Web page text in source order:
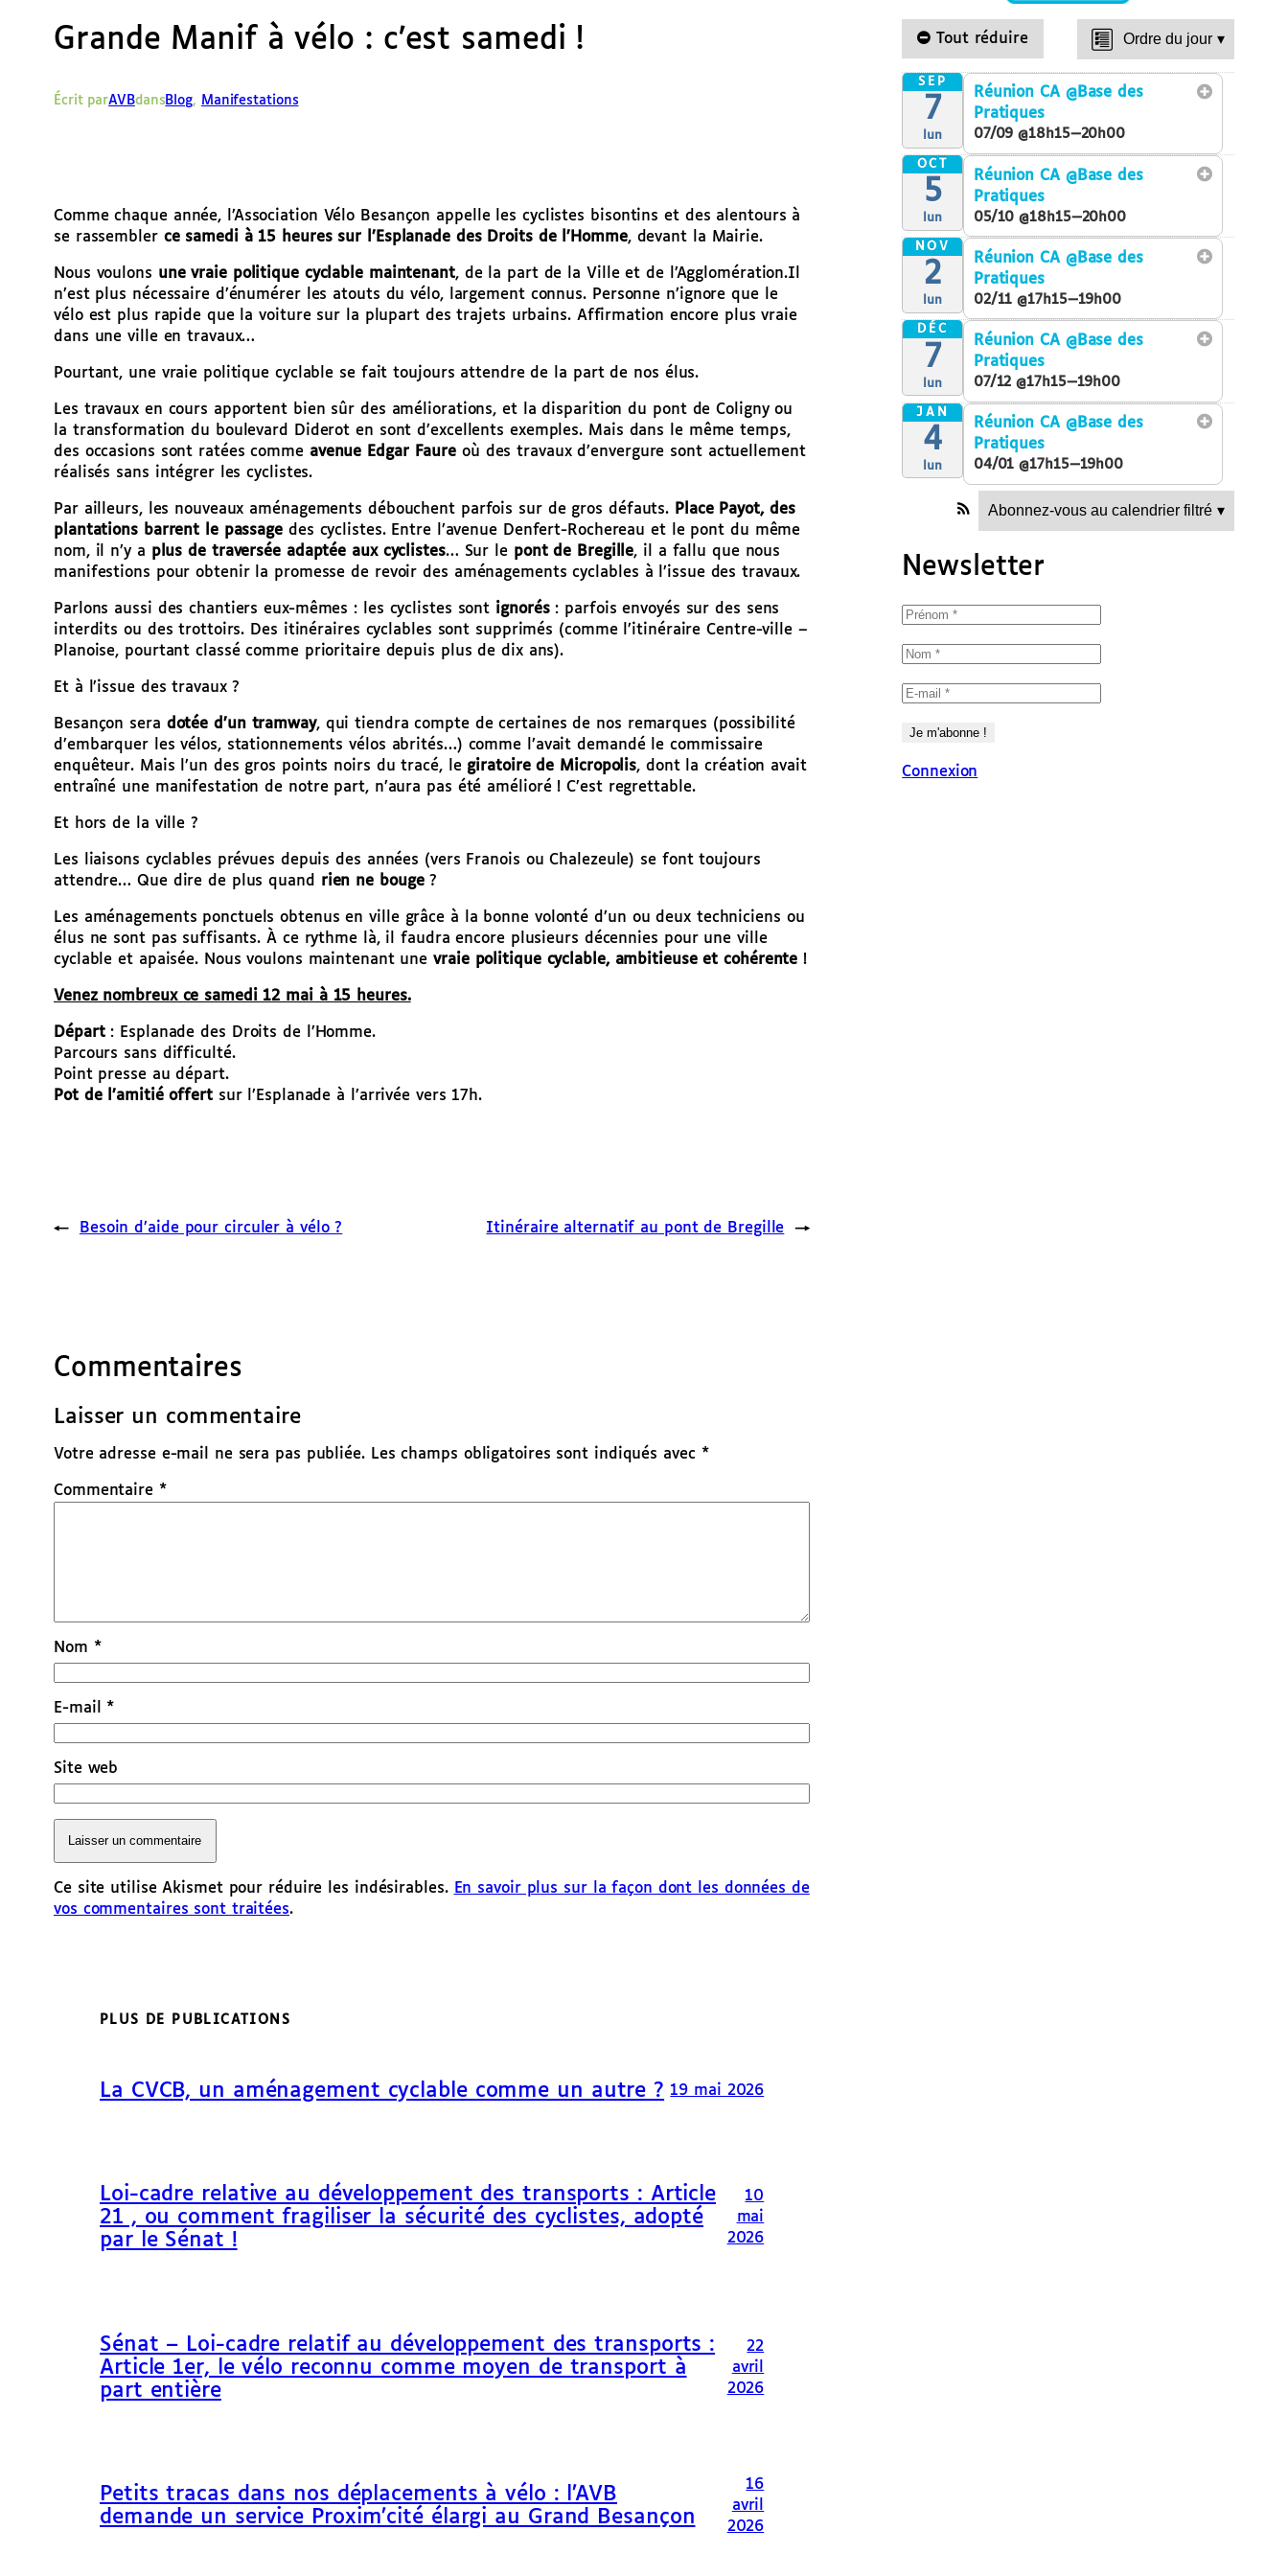
Grande Manif à vélo : c’est samedi !
Écrit parAVBdans Blog, Manifestations
Comme chaque année, l’Association Vélo Besançon appelle les cyclistes bisontins et des alentours à
se rassembler ce samedi à 15 heures sur l’Esplanade des Droits de l’Homme, devant la Mairie.
Nous voulons une vraie politique cyclable maintenant, de la part de la Ville et de l’Agglomération.Il
n’est plus nécessaire d’énumérer les atouts du vélo, largement connus. Personne n’ignore que le
vélo est plus rapide que la voiture sur la plupart des trajets urbains. Affirmation encore plus vraie
dans une ville en travaux…
Pourtant, une vraie politique cyclable se fait toujours attendre de la part de nos élus.
Les travaux en cours apportent bien sûr des améliorations, et la disparition du pont de Coligny ou
la transformation du boulevard Diderot en sont d’excellents exemples. Mais dans le même temps,
des occasions sont ratées comme avenue Edgar Faure où des travaux d’envergure sont actuellement
réalisés sans intégrer les cyclistes.
Par ailleurs, les nouveaux aménagements débouchent parfois sur de gros défauts. Place Payot, des
plantations barrent le passage des cyclistes. Entre l’avenue Denfert-Rochereau et le pont du même
nom, il n’y a plus de traversée adaptée aux cyclistes… Sur le pont de Bregille, il a fallu que nous
manifestions pour obtenir la promesse de revoir des aménagements cyclables à l’issue des travaux.
Parlons aussi des chantiers eux-mêmes : les cyclistes sont ignorés: parfois envoyés sur des sens
interdits ou des trottoirs. Des itinéraires cyclables sont supprimés (comme l’itinéraire Centre-ville –
Planoise, pourtant classé comme prioritaire depuis plus de dix ans).
Et à l’issue des travaux ?
Besançon sera dotée d’un tramway, qui tiendra compte de certaines de nos remarques (possibilité
d’embarquer les vélos, stationnements vélos abrités…) comme l’avait demandé le commissaire
enquêteur. Mais l’un des gros points noirs du tracé, le giratoire de Micropolis, dont la création avait
entraîné une manifestation de notre part, n’aura pas été amélioré ! C’est regrettable.
Et hors de la ville ?
Les liaisons cyclables prévues depuis des années (vers Franois ou Chalezeule) se font toujours
attendre… Que dire de plus quand rien ne bouge?
Les aménagements ponctuels obtenus en ville grâce à la bonne volonté d’un ou deux techniciens ou
élus ne sont pas suffisants. À ce rythme là, il faudra encore plusieurs décennies pour une ville
cyclable et apaisée. Nous voulons maintenant unevraie politique cyclable, ambitieuse et cohérente !
Venez nombreux ce samedi 12 mai à 15 heures.
Départ: Esplanade des Droits de l’Homme.
Parcours sans difficulté.
Point presse au départ.
Pot de l’amitié offertsur l’Esplanade à l’arrivée vers 17h.
← Besoin d’aide pour circuler à vélo ? Itinéraire alternatif au pont de Bregille →
Commentaires
Laisser un commentaire
Votre adresse e-mail ne sera pas publiée. Les champs obligatoires sont indiqués avec *
Commentaire *
Nom *
E-mail *
Site web
Ce site utilise Akismet pour réduire les indésirables. En savoir plus sur la façon dont les données de
vos commentaires sont traitées.
PLUS DE PUBLICATIONS
La CVCB, un aménagement cyclable comme un autre ? 19 mai 2026
Loi-cadre relative au développement des transports : Article
21 , ou comment fragiliser la sécurité des cyclistes, adopté
par le Sénat !
10
mai
2026
Sénat – Loi-cadre relatif au développement des transports :
Article 1er, le vélo reconnu comme moyen de transport à
part entière
22
avril
2026
Petits tracas dans nos déplacements à vélo : l’AVB
demande un service Proxim’cité élargi au Grand Besançon
16
avril
2026
Tout réduire Ordre du jour ▾
SEP
7
lun
Réunion CA @Base des
Pratiques
07/09 @18h15—20h00
OCT
5
lun
Réunion CA @Base des
Pratiques
05/10 @18h15—20h00
NOV
2
lun
Réunion CA @Base des
Pratiques
02/11 @17h15—19h00
DÉC
7
lun
Réunion CA @Base des
Pratiques
07/12 @17h15—19h00
JAN
4
lun
Réunion CA @Base des
Pratiques
04/01 @17h15—19h00
Abonnez-vous au calendrier filtré ▾
Newsletter
Connexion